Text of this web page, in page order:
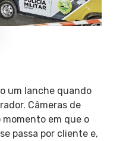
um lanche quando
Câmeras de
em que o
passa por cliente e,